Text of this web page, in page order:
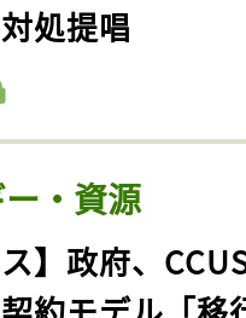
処提唱
・資源
ス】政府、